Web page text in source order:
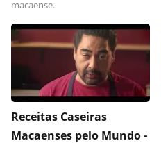
macaense.
Receitas Caseiras
Macaenses pelo Mundo -